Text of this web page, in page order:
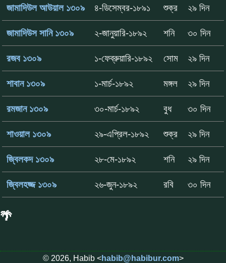
জামাদিউল আউয়াল ১৩০৯ ৪-ডিসেম্বর-১৮৯১ শুক্র ২৯ দিন
জামাদিউস সানি ১৩০৯ ২-জানুয়ারি-১৮৯২ শনি ৩০ দিন
রজব ১৩০৯ ১-ফেব্রুয়ারি-১৮৯২ সোম ২৯ দিন
শাবান ১৩০৯ ১-মার্চ-১৮৯২ মঙ্গল ২৯ দিন
রমজান ১৩০৯ ৩০-মার্চ-১৮৯২ বুধ ৩০ দিন
শাওয়াল ১৩০৯ ২৯-এপ্রিল-১৮৯২ শুক্র ২৯ দিন
জ্বিলকদ ১৩০৯ ২৮-মে-১৮৯২ শনি ২৯ দিন
জ্বিলহজ্জ ১৩০৯ ২৬-জুন-১৮৯২ রবি ৩০ দিন
🌴
© 2026, Habib <habib@habibur.com>